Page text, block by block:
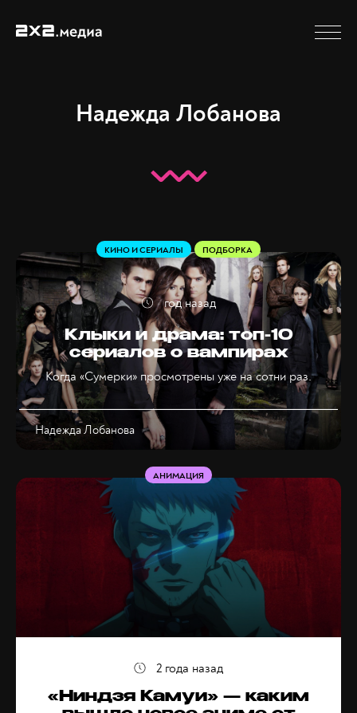
Надежда Лобанова
Клыки и драма: топ-10
сериалов о вампирах
Когда «Сумерки» просмотрены уже на сотни раз.
КИНО И СЕРИАЛЫ ПОДБОРКА
Надежда Лобанова
год назад
«Ниндзя Камуи» — каким
АНИМАЦИЯ
2 года назад